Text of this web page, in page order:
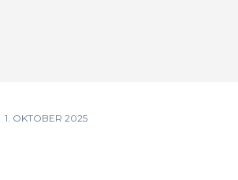
1. OKTOBER 2025